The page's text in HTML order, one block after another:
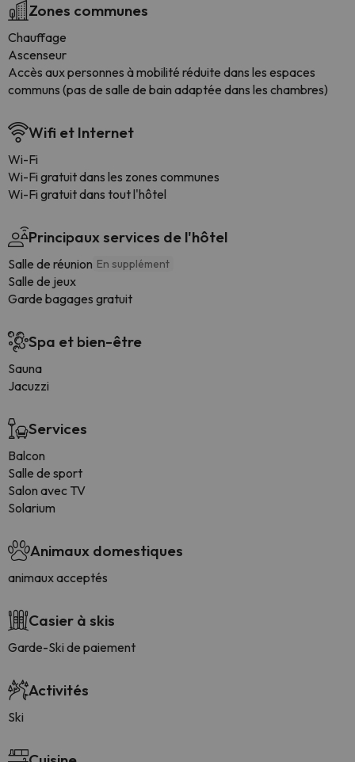
Zones communes
Chauffage
Ascenseur
Accès aux personnes à mobilité réduite dans les espaces
communs (pas de salle de bain adaptée dans les chambres)
Wifi et Internet
Wi-Fi
Wi-Fi gratuit dans les zones communes
Wi-Fi gratuit dans tout l'hôtel
Principaux services de l'hôtel
Salle de réunion En supplément
Salle de jeux
Garde bagages gratuit
Spa et bien-être
Sauna
Jacuzzi
Services
Balcon
Salle de sport
Salon avec TV
Solarium
Animaux domestiques
animaux acceptés
Casier à skis
Garde-Ski de paiement
Activités
Ski